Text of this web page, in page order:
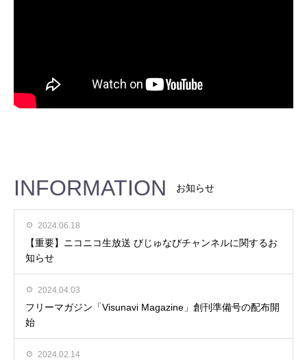
INFORMATION お知らせ
2024.06.18
【重要】ニコニコ生放送 びじゅなびチャンネルに関するお
知らせ
2024.04.03
フリーマガジン「Visunavi Magazine」創刊準備号の配布開
始
2024.02.14